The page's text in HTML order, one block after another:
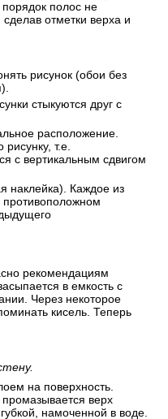
полос не
отметки верха и
рисунок (обои без
стыкуются друг с
расположение.
т.е.
с вертикальным сдвигом
наклейка). Каждое из
рекомендациям
в емкость с
Через некоторое
кисель. Теперь
на поверхность.
верх
намоченной в воде.